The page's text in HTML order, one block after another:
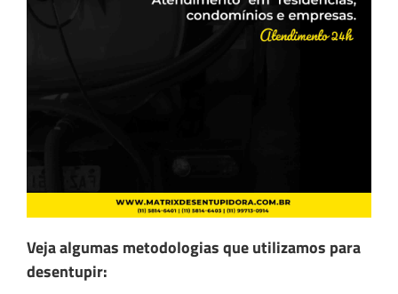
Veja algumas metodologias que utilizamos para
desentupir: